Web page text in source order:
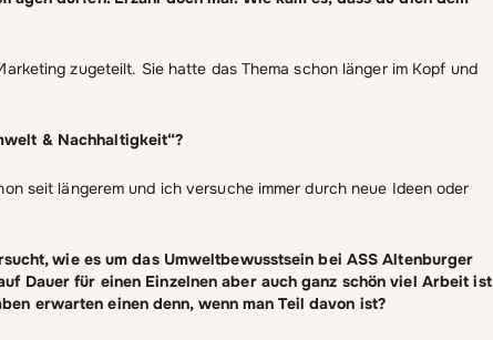
zugeteilt. Sie hatte das Thema schon länger im Kopf und
& Nachhaltigkeit“?
seit längerem und ich versuche immer durch neue Ideen oder
wie es um das Umweltbewusstsein bei ASS Altenburger
Dauer für einen Einzelnen aber auch ganz schön viel Arbeit ist
erwarten einen denn, wenn man Teil davon ist?